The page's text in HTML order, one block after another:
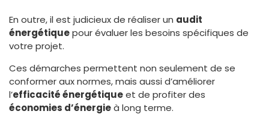
En outre, il est judicieux de réaliser un audit
énergétiquepour évaluer les besoins spécifiques de
votre projet.
Ces démarches permettent non seulement de se
conformer aux normes, mais aussi d’améliorer
l’efficacité énergétiqueet de profiter des
économies d’énergieà long terme.